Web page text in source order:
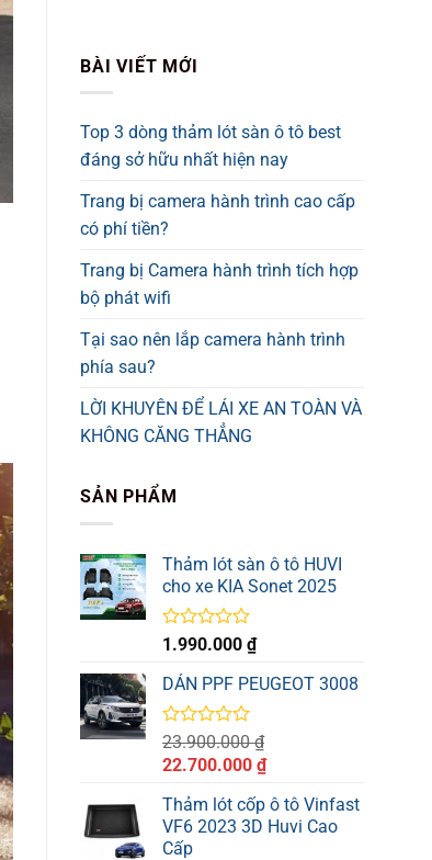
BÀI VIẾT MỚI
Top 3 dòng thảm lót sàn ô tô best
đáng sở hữu nhất hiện nay
Trang bị camera hành trình cao cấp
có phí tiền?
Trang bị Camera hành trình tích hợp
bộ phát wifi
Tại sao nên lắp camera hành trình
phía sau?
LỜI KHUYÊN ĐỂ LÁI XE AN TOÀN VÀ
KHÔNG CĂNG THẲNG
SẢN PHẨM
Thảm lót sàn ô tô HUVI
cho xe KIA Sonet 2025
Được
hạng
0
5
1.990.000 ₫
DÁN PPF PEUGEOT 3008
Được
xếp
hạng
5
sao
23.900.000₫
Giá
là:
23.900.000 ₫.
22.700.000 ₫Giá
tại
là:
Thảm lót cốp ô tô Vinfast
VF6 2023 3D Huvi Cao
Cấp